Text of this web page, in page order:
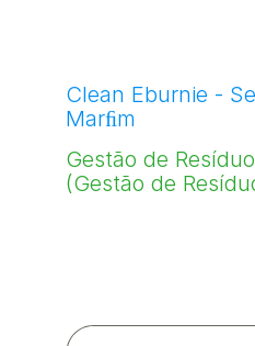
Clean Eburnie -
Marﬁm
Gestão de
(Gestão de